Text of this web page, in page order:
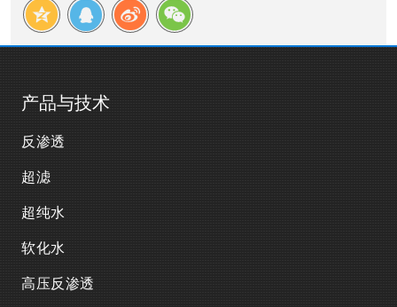
产品与技术
反渗透
超滤
超纯水
软化水
高压反渗透